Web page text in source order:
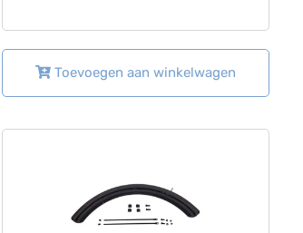
Toevoegen aan winkelwagen